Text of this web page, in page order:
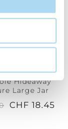
Hideaway
Large Jar
CHF 18.45